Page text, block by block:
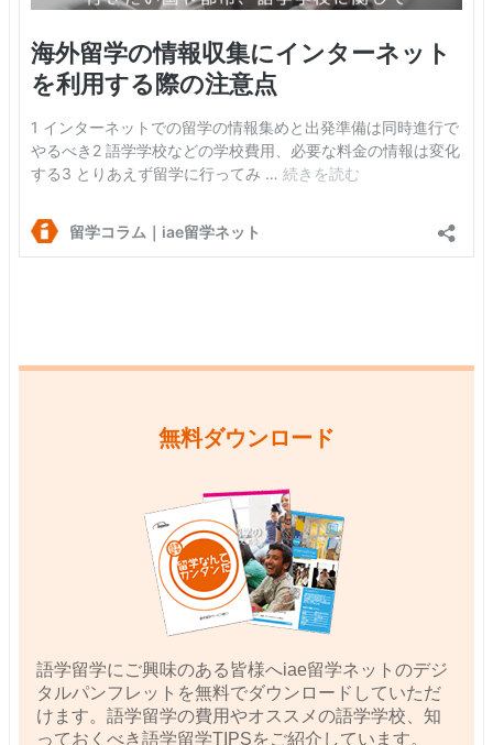
無料ダウンロード
語学留学にご興味のある皆様へiae留学ネットのデジ
タルパンフレットを無料でダウンロードしていただ
けます。語学留学の費用やオススメの語学学校、知
っておくべき語学留学TIPSをご紹介しています。